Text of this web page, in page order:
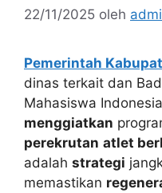
22/11/2025 oleh
Pemerintah
dinas terkait dan
Mahasiswa
menggiatkan
perekrutan atlet
adalah strategi
memastikan